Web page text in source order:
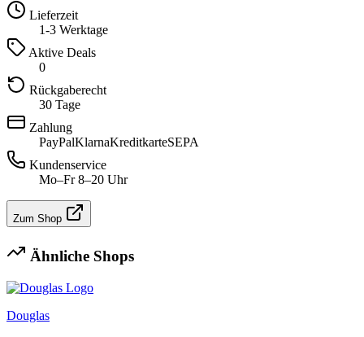
Lieferzeit
1-3 Werktage
Aktive Deals
0
Rückgaberecht
30 Tage
Zahlung
PayPalKlarnaKreditkarteSEPA
Kundenservice
Mo–Fr 8–20 Uhr
Zum Shop
Ähnliche Shops
Douglas